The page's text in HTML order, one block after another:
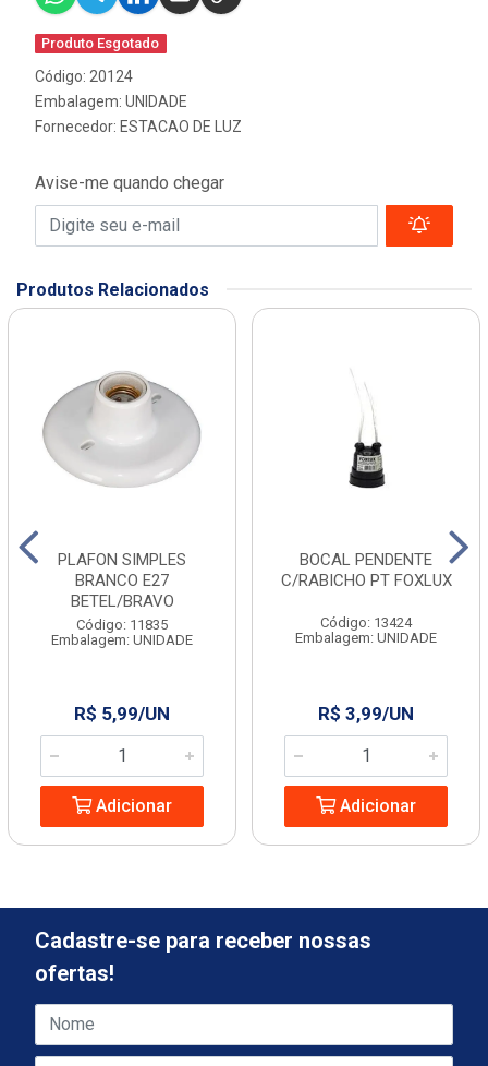
Produto Esgotado
Código: 20124
Embalagem: UNIDADE
Fornecedor: ESTACAO DE LUZ
Avise-me quando chegar
Produtos Relacionados
PLAFON SIMPLES
BRANCO E27
BETEL/BRAVO
Código: 11835
Embalagem: UNIDADE
R$ 5,99/UN
Adicionar
BOCAL PENDENTE
C/RABICHO PT FOXLUX
Código: 13424
Embalagem: UNIDADE
R$ 3,99/UN
Adicionar
Cadastre-se para receber nossas
ofertas!